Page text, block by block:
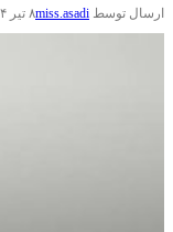
ارسال توسط miss.asadi۸ تیر ۱۴۰۴